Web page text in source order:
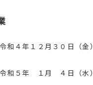
0120-09-5383
間／9：00～17：00（平日）
和４年１２月３０日（金）
和５年 １月 ４日（水）